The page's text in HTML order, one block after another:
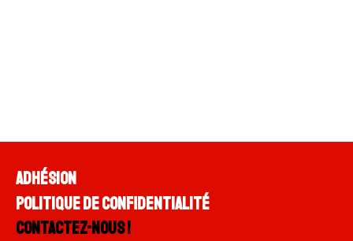
Adhésion
Politique de confidentialité
Contactez-nous !